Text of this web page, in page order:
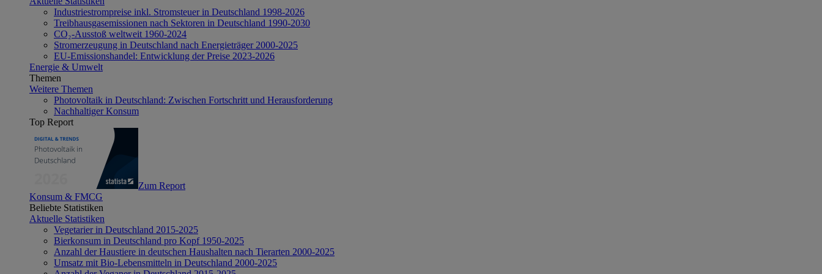
Industriestrompreise inkl. Stromsteuer in Deutschland 1998-2026
Treibhausgasemissionen nach Sektoren in Deutschland 1990-2030
CO₂-Ausstoß weltweit 1960-2024
Stromerzeugung in Deutschland nach Energieträger 2000-2025
EU-Emissionshandel: Entwicklung der Preise 2023-2026
Energie & Umwelt
Themen
Weitere Themen
Photovoltaik in Deutschland: Zwischen Fortschritt und Herausforderung
Nachhaltiger Konsum
Top Report
Zum Report
Konsum & FMCG
Beliebte Statistiken
Aktuelle Statistiken
Vegetarier in Deutschland 2015-2025
Bierkonsum in Deutschland pro Kopf 1950-2025
Anzahl der Haustiere in deutschen Haushalten nach Tierarten 2000-2025
Umsatz mit Bio-Lebensmitteln in Deutschland 2000-2025